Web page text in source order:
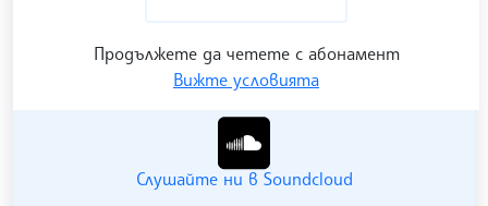
Продължете да четете с абонамент
Вижте условията
Гледайте ни в YouTube
Слушайте ни в Soundcloud